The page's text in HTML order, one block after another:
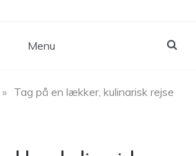
Menu
» Tag på en lækker, kulinarisk rejse